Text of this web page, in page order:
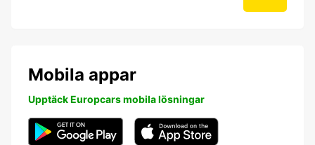
Mobila appar
Upptäck Europcars mobila lösningar